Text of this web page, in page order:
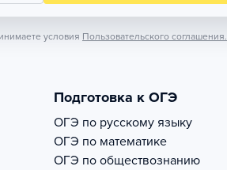
условия Пользовательского соглашения.
Подготовка к ОГЭ
ОГЭ по русскому языку
ОГЭ по математике
ОГЭ по обществознанию